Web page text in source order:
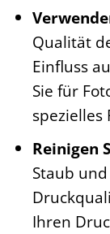
Qualität
Einfluss
Sie für
spezielles
Reinigen
Staub
Ihren